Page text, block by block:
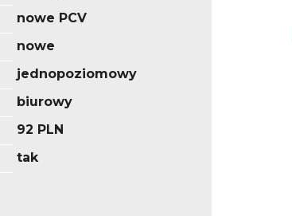
nowe PCV
nowe
jednopoziomowy
biurowy
92 PLN
tak